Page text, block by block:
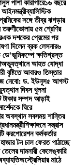
পাশা কারাগারে১৬ বছরে
ব্যালিস্টিক
সঙ্গে তীব্র ঝগড়ার
তরুণীভোলায় ৫ম শ্রেণির
এক দশকের প্রেমের পর
দিলেন ব্রক লেসনার৬
ডে’ভূমিকম্পে ক্ষতিগ্রস্ত
আহত যোদ্ধা
বৃষ্টিতে আবারও তিস্তার
নেবো: ড. ইউনূস৫ আগস্ট
দিবস খুলনা
টাকার সম্পদ আড়াই
ঘিরে
অবস্থান সবসময় শান্তির
শিক্ষাঙ্গনে সন্ত্রাস
করপোরেশন কর্মকর্তার
টন চাল ফেরত পাঠাচ্ছে
দামনারী কেলেঙ্কারি
অস্ট্রেলিয়ার মাঠে